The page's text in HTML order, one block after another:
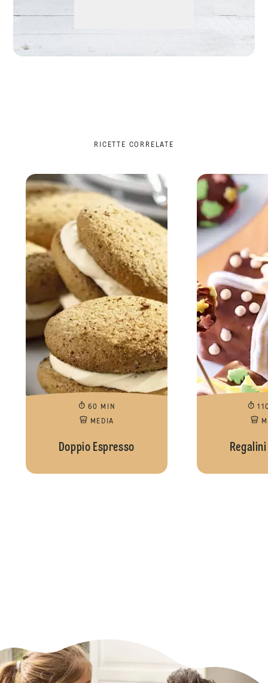
RICETTE CORRELATE
60 MIN
MEDIA
Doppio Espresso